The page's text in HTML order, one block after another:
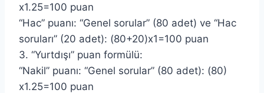
x1.25=100 puan
“Hac” puanı: “Genel sorular” (80 adet) ve “Hac
soruları” (20 adet): (80+20)x1=100 puan
3. “Yurtdışı” puan formülü:
“Nakil” puanı: “Genel sorular” (80 adet): (80)
x1.25=100 puan